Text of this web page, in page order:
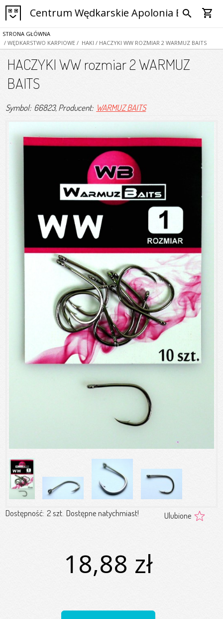
Centrum Wędkarskie Apolonia Bytom
search shopping_cart
STRONA GŁÓWNA
/ WĘDKARSTWO KARPIOWE / HAKI / HACZYKI WW ROZMIAR 2 WARMUZ BAITS
HACZYKI WW rozmiar 2 WARMUZ
BAITS
Symbol: 66823, Producent: WARMUZ BAITS
Dostępność: 2 szt. Dostępne natychmiast! Ulubione
18,88 zł